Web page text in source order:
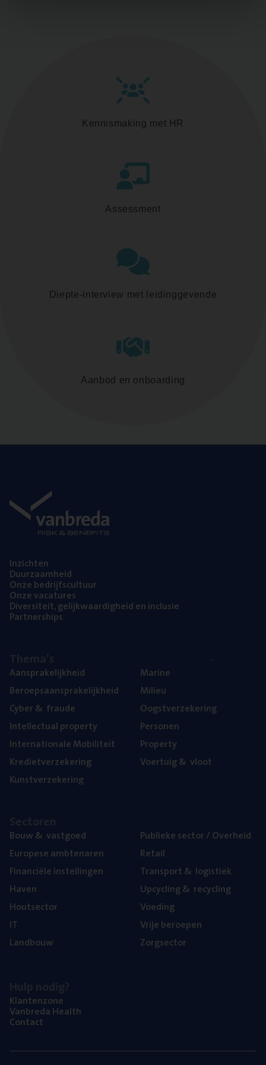
Kennismaking met HR
Assessment
Diepte-interview met leidinggevende
Aanbod en onboarding
Inzich­ten
Duur­zaam­heid
Onze bedrijfs­cul­tuur
Onze vaca­tu­res
Diver­si­teit, gelijk­waar­dig­heid en inclusie
Part­ner­ships
Aan­spra­ke­lijk­heid
Beroeps­aan­spra­ke­lijk­heid
Cyber& fraude
Intel­lec­tu­al property
Inter­na­ti­o­na­le Mobiliteit
Kre­diet­ver­ze­ke­ring
Kunst­ver­ze­ke­ring
Mari­ne
Mili­eu
Oogst­ver­ze­ke­ring
Per­so­nen
Pro­per­ty
Voer­tuig& vloot
Bouw& vastgoed
Euro­pe­se ambtenaren
Finan­ci­ë­le instellingen
Haven
Hout­sec­tor
IT
Land­bouw
Publie­ke sec­tor / Overheid
Retail
Trans­port& logistiek
Upcy­cling& recycling
Voe­ding
Vrije beroe­pen
Zorg­sec­tor
Klan­ten­zo­ne
Van­b­re­da Health
Con­tact